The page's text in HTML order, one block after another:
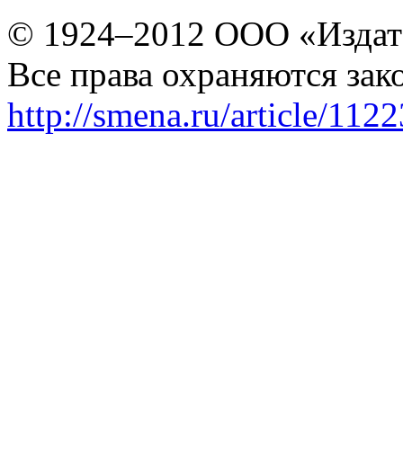
© 1924–2012 ООО
Все права охраняются
http://smena.ru/article/